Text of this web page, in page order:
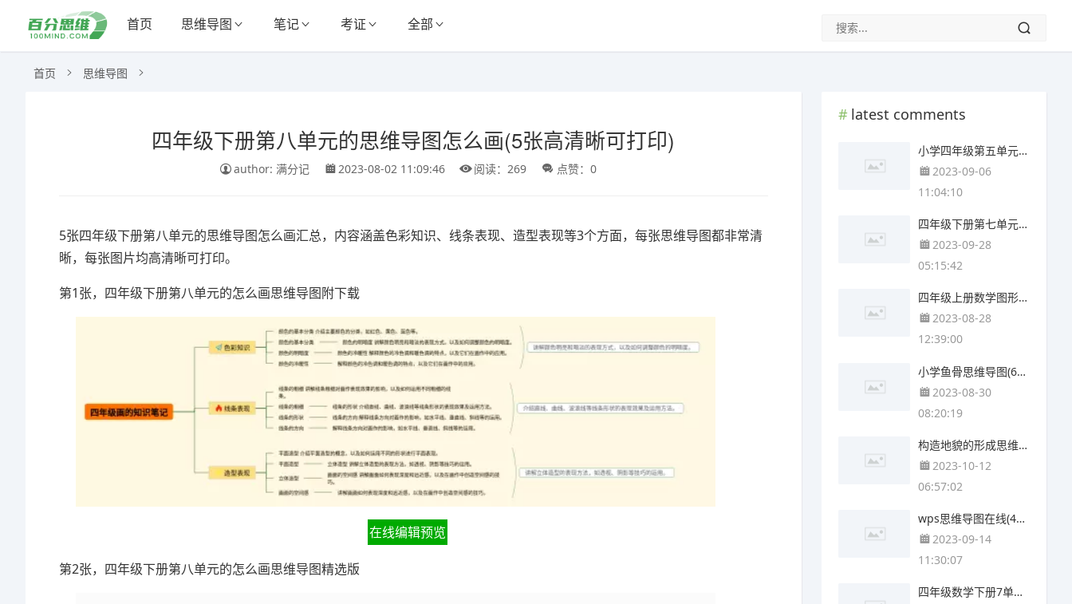
首页 思维导图 笔记 考证 全部
首页 思维导图
四年级下册第八单元的思维导图怎么画(5张高清晰可打印)
author: 满分记 2023-08-02 11:09:46 阅读：269 点赞：0
5张四年级下册第八单元的思维导图怎么画汇总，内容涵盖色彩知识、线条表现、造型表现等3个方面，每张思维导图都非常清
晰，每张图片均高清晰可打印。
第1张，四年级下册第八单元的怎么画思维导图附下载
在线编辑预览
第2张，四年级下册第八单元的怎么画思维导图精选版
latest comments
小学四年级第五单元思维导图(4张可下载)
2023-09-06
11:04:10
四年级下册第七单元思维导图简单(3张可下载)
2023-09-28
05:15:42
四年级上册数学图形与几何思维导图(3个附打印高清版)
2023-08-28
12:39:00
小学鱼骨思维导图(6张高清版)
2023-08-30
08:20:19
构造地貌的形成思维导图(4张精选版)
2023-10-12
06:57:02
wps思维导图在线(4张值得收藏)
2023-09-14
11:30:07
四年级数学下册7单元思维导图(4个可打印)